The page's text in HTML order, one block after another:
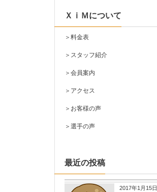
ＸｉＭについて
＞ 料金表
＞ スタッフ紹介
＞ 会員案内
＞ アクセス
＞ お客様の声
＞ 選手の声
最近の投稿
2017年1月15日